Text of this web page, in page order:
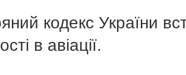
кодекс України
в авіації.